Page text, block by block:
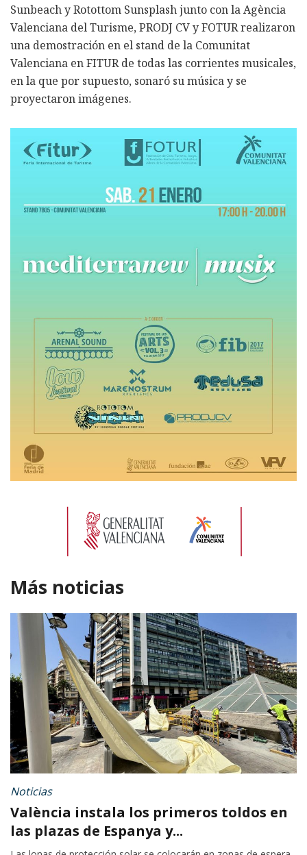
Sunbeach y Rotottom Sunsplash junto con la Agència
Valenciana del Turisme, PRODJ CV y FOTUR realizaron
una demostración en el stand de la Comunitat
Valenciana en FITUR de todas las corrientes musicales,
en la que por supuesto, sonaró su música y se
proyectaron imágenes.
Más noticias
Noticias
València instala los primeros toldos en
las plazas de Espanya y...